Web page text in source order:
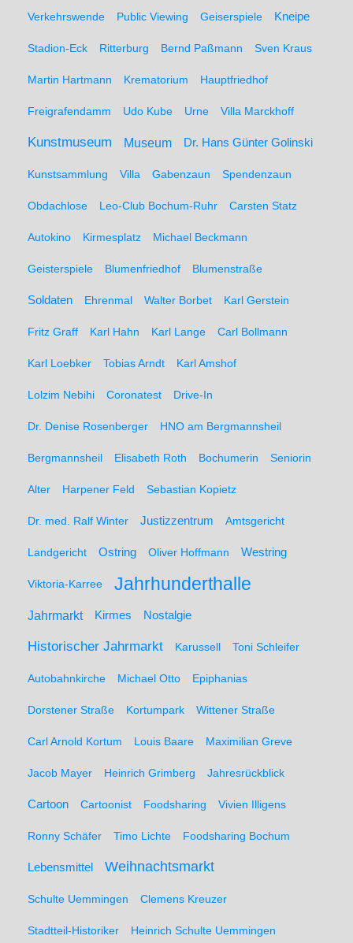
Verkehrswende Public Viewing Geiserspiele Kneipe
Stadion-Eck Ritterburg Bernd Paßmann Sven Kraus
Martin Hartmann Krematorium Hauptfriedhof
Freigrafendamm Udo Kube Urne Villa Marckhoff
Kunstmuseum Museum Dr. Hans Günter Golinski
Kunstsammlung Villa Gabenzaun Spendenzaun
Obdachlose Leo-Club Bochum-Ruhr Carsten Statz
Autokino Kirmesplatz Michael Beckmann
Geisterspiele Blumenfriedhof Blumenstraße
Soldaten Ehrenmal Walter Borbet Karl Gerstein
Fritz Graff Karl Hahn Karl Lange Carl Bollmann
Karl Loebker Tobias Arndt Karl Amshof
Lolzim Nebihi Coronatest Drive-In
Dr. Denise Rosenberger HNO am Bergmannsheil
Bergmannsheil Elisabeth Roth Bochumerin Seniorin
Alter Harpener Feld Sebastian Kopietz
Dr. med. Ralf Winter Justizzentrum Amtsgericht
Landgericht Ostring Oliver Hoffmann Westring
Viktoria-Karree Jahrhunderthalle
Jahrmarkt Kirmes Nostalgie
Historischer Jahrmarkt Karussell Toni Schleifer
Autobahnkirche Michael Otto Epiphanias
Dorstener Straße Kortumpark Wittener Straße
Carl Arnold Kortum Louis Baare Maximilian Greve
Jacob Mayer Heinrich Grimberg Jahresrückblick
Cartoon Cartoonist Foodsharing Vivien Illigens
Ronny Schäfer Timo Lichte Foodsharing Bochum
Lebensmittel Weihnachtsmarkt
Schulte Uemmingen Clemens Kreuzer
Stadtteil-Historiker Heinrich Schulte Uemmingen